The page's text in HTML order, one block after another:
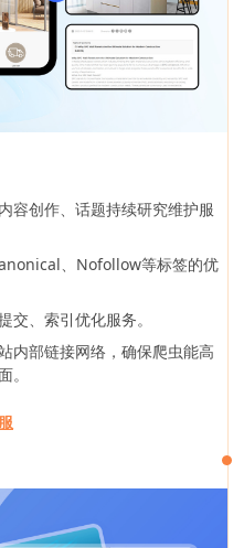
容创作、话题持续研究维护服
、Nofollow等标签的优
交、索引优化服务。
内部链接网络，确保爬虫能高